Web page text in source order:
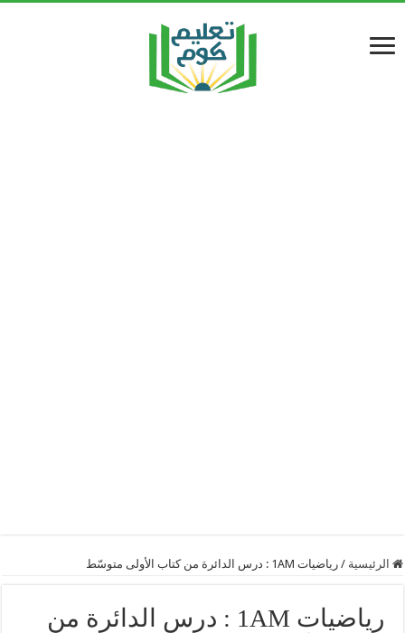
الرئيسية / رياضيات 1AM : درس الدائرة من كتاب الأولى متوسّط
رياضيات 1AM : درس الدائرة من